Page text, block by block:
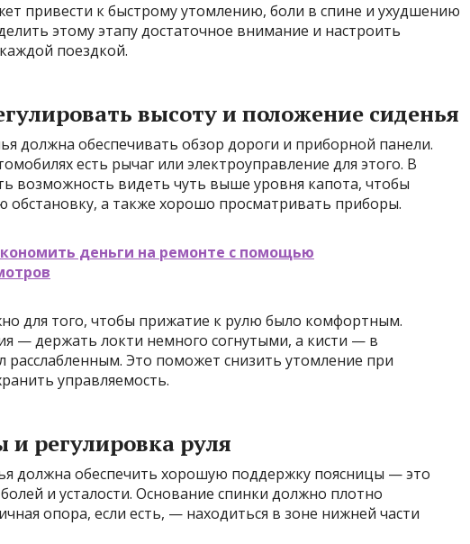
привести к быстрому утомлению, боли в спине и ухудшению
этому этапу достаточное внимание и настроить
поездкой.
высоту и положение сиденья
должна обеспечивать обзор дороги и приборной панели.
есть рычаг или электроуправление для этого. В
возможность видеть чуть выше уровня капота, чтобы
а также хорошо просматривать приборы.
деньги на ремонте с помощью
для того, чтобы прижатие к рулю было комфортным.
— держать локти немного согнутыми, а кисти — в
расслабленным. Это поможет снизить утомление при
управляемость.
регулировка руля
должна обеспечить хорошую поддержку поясницы — это
и усталости. Основание спинки должно плотно
опора, если есть, — находиться в зоне нижней части